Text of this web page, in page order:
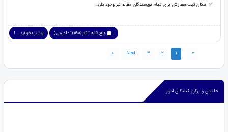
✅ امکان ثبت سفارش برای تمام نویسندگان مقاله نیز وجود دارد.
پنج شنبه 11 تیر 1405 (1 ماه قبل ) بیشتر بخوانید ... !
«
1
2
3
Next
»
حامیان و برگزار کنندگان ادوار